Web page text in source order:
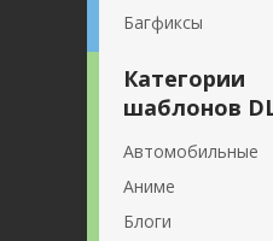
Багфиксы
Категории
шаблонов
Автомобильные
Аниме
Блоги